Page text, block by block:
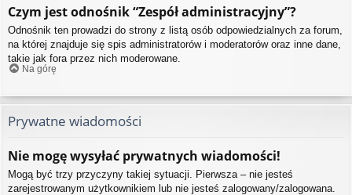
Czym jest odnośnik “Zespół administracyjny”?
Odnośnik ten prowadzi do strony z listą osób odpowiedzialnych za forum,
na której znajduje się spis administratorów i moderatorów oraz inne dane,
takie jak fora przez nich moderowane.
Na górę
Prywatne wiadomości
Nie mogę wysyłać prywatnych wiadomości!
Mogą być trzy przyczyny takiej sytuacji. Pierwsza – nie jesteś
zarejestrowanym użytkownikiem lub nie jesteś zalogowany/zalogowana.